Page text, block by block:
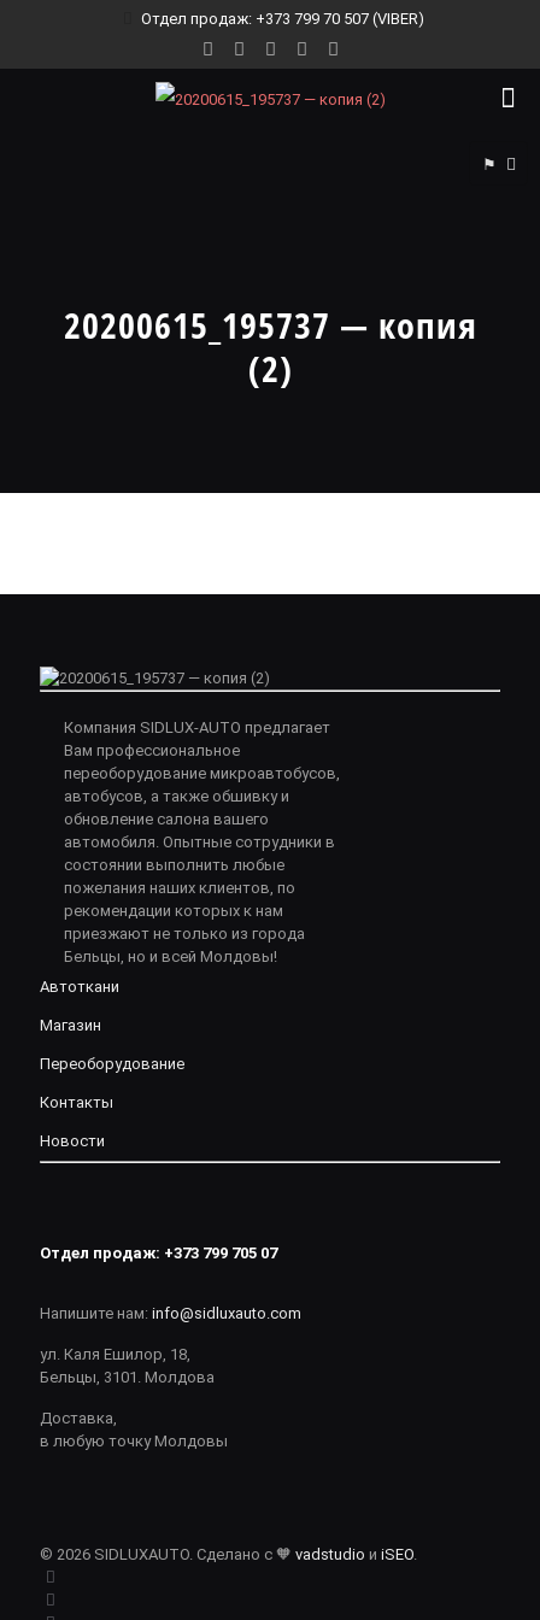
Отдел продаж: +373 799 70 507 (VIBER)
⚑
20200615_195737 — копия
(2)
Компания SIDLUX-AUTO предлагает
Вам профессиональное
переоборудование микроавтобусов,
автобусов, а также обшивку и
обновление салона вашего
автомобиля. Опытные сотрудники в
состоянии выполнить любые
пожелания наших клиентов, по
рекомендации которых к нам
приезжают не только из города
Бельцы, но и всей Молдовы!
Автоткани
Магазин
Переоборудование
Контакты
Новости
Отдел продаж: +373 799 705 07
Напишите нам: info@sidluxauto.com
ул. Каля Ешилор, 18,
Бельцы, 3101. Молдова
Доставка,
в любую точку Молдовы
© 2026 SIDLUXAUTO. Сделано с 🧡 vadstudio и iSEO